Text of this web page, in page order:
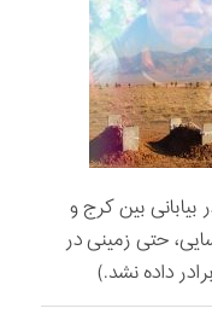
بین کرج و
حتی زمینی در
داده نشد.)